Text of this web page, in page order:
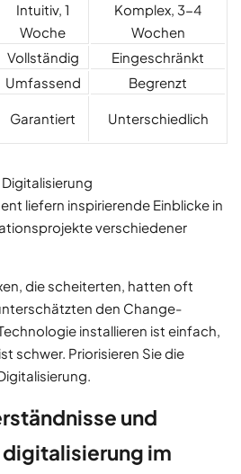
Intuitiv, 1
Woche
Komplex, 3-4
Wochen
Vollständig
Eingeschränkt
Umfassend
Begrenzt
Garantiert Unterschiedlich
liefern inspirierende Einblicke in
verschiedener
die scheiterten, hatten oft
den Change-
installieren ist einfach,
schwer. Priorisieren Sie die
und
im